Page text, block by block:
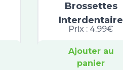
Brossettes
Interdentaire
Prix : 4.99€
Ajouter au
panier